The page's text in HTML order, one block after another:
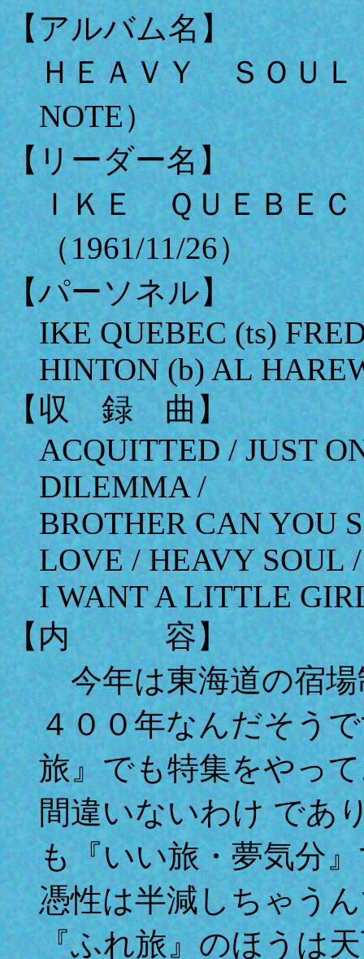
【アルバム名】
ＨＥＡＶＹ ＳＯＵ
NOTE）
【リーダー名】
ＩＫＥ ＱＵＥＢＥ
（1961/11/26）
【パーソネル】
IKE QUEBEC (ts)
HINTON (b) AL
【収 録 曲】
ACQUITTED / JUST
DILEMMA /
BROTHER CAN YOU
LOVE / HEAVY SOUL /
I WANT A LITTLE
【内 容】
今年は東海道の宿場
４００年なんだそう
旅』でも特集をやっ
間違いないわけ であ
も『いい旅・夢気分
憑性は半減しちゃう
『ふれ旅』のほうは